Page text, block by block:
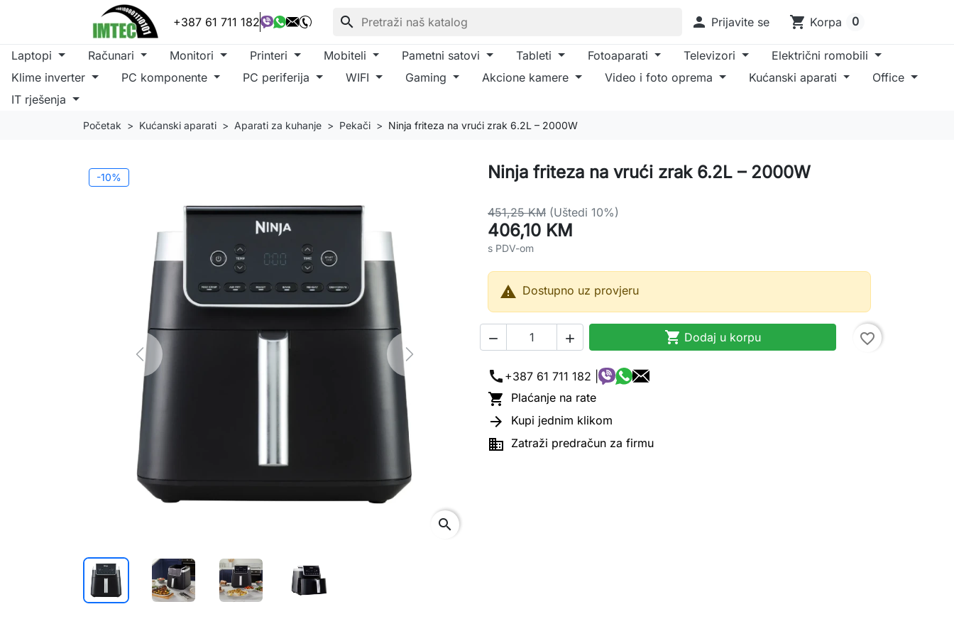
+387 61 711 182 search  Prijavite se shopping_cart Korpa 0
Laptopi Računari Monitori Printeri Mobiteli Pametni satovi Tableti Fotoaparati Televizori
Električni romobili
Klime inverter
PC komponente PC periferija WIFI Gaming Akcione kamere Video i foto oprema Kućanski aparati
Office
IT rješenja
Početak Kućanski aparati Aparati za kuhanje Pekači Ninja friteza na vrući zrak 6.2L – 2000W
-10%
Previous Next
search
Ninja friteza na vrući zrak 6.2L – 2000W
451,25 KM (Uštedi 10%)
406,10 KM
s PDV-om
 Dostupno uz provjeru
   Dodaj u korpu favorite_border
call +387 61 711 182 |
 Plaćanje na rate
 Kupi jednim klikom
 Zatraži predračun za firmu